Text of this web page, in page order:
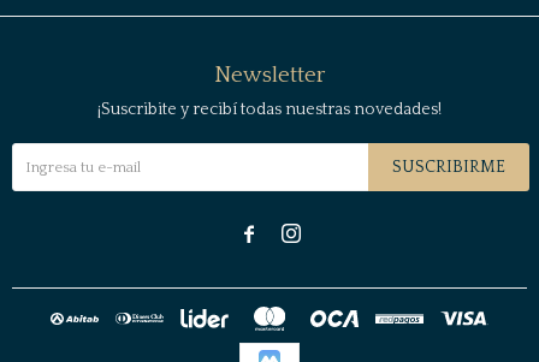
Newsletter
¡Suscribite y recibí todas nuestras novedades!
SUSCRIBIRME
 